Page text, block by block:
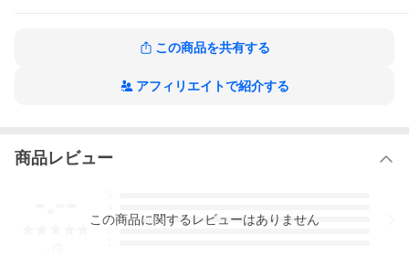
この商品を共有する
アフィリエイトで紹介する
商品レビュー
3
この商品に関するレビューはありません